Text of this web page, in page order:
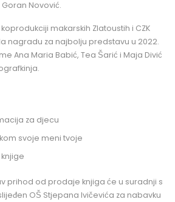
Novović.
makarskih Zlatoustih i CZK
nagradu za najbolju predstavu u 2022.
Ana Maria Babić, Tea Šarić i Maja Divić
za djecu
svoje meni tvoje
prihod od prodaje knjiga će u suradnji s
OŠ Stjepana Ivičevića za nabavku